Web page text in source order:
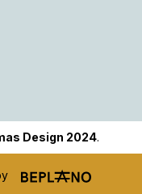
Design 2024.